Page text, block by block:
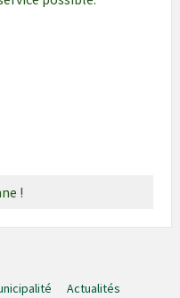
Actualités